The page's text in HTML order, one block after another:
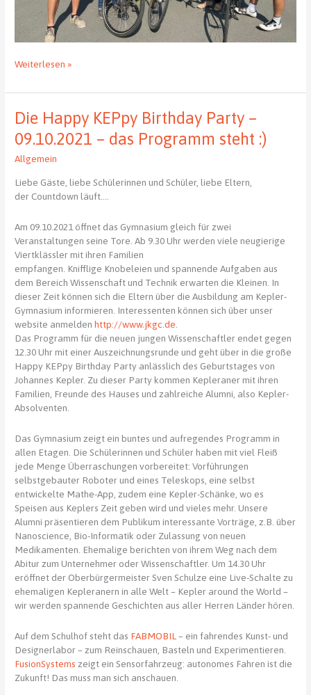
15.037
auf
Rad
Weiterlesen »
Die Happy KEPpy Birthday Party –
09.10.2021 – das Programm steht :)
Allgemein
Liebe Gäste, liebe Schülerinnen und Schüler, liebe Eltern,
der Countdown läuft….
Am 09.10.2021 öffnet das Gymnasium gleich für zwei
Veranstaltungen seine Tore. Ab 9.30 Uhr werden viele neugierige
Viertklässler mit ihren Familien
empfangen. Knifflige Knobeleien und spannende Aufgaben aus
dem Bereich Wissenschaft und Technik erwarten die Kleinen. In
dieser Zeit können sich die Eltern über die Ausbildung am Kepler-
Gymnasium informieren. Interessenten können sich über unser
website anmeldenhttp://www.jkgc.de
Das Programm für die neuen jungen Wissenschaftler endet gegen
12.30 Uhr mit einer Auszeichnungsrunde und geht über in die große
Happy KEPpy Birthday Party anlässlich des Geburtstages von
Johannes Kepler. Zu dieser Party kommen Kepleraner mit ihren
Familien, Freunde des Hauses und zahlreiche Alumni, also Kepler-
Absolventen.
Das Gymnasium zeigt ein buntes und aufregendes Programm in
allen Etagen. Die Schülerinnen und Schüler haben mit viel Fleiß
jede Menge Überraschungen vorbereitet: Vorführungen
selbstgebauter Roboter und eines Teleskops, eine selbst
entwickelte Mathe-App, zudem eine Kepler-Schänke, wo es
Speisen aus Keplers Zeit geben wird und vieles mehr. Unsere
Alumni präsentieren dem Publikum interessante Vorträge, z.B. über
Nanoscience, Bio-Informatik oder Zulassung von neuen
Medikamenten. Ehemalige berichten von ihrem Weg nach dem
Abitur zum Unternehmer oder Wissenschaftler. Um 14.30 Uhr
eröffnet der Oberbürgermeister Sven Schulze eine Live-Schalte zu
ehemaligen Kepleranern in alle Welt – Kepler around the World –
wir werden spannende Geschichten aus aller Herren Länder hören.
Auf dem Schulhof steht das FABMOBIL – ein fahrendes Kunst- und
Designerlabor – zum Reinschauen, Basteln und Experimentieren.
FusionSystems zeigt ein Sensorfahrzeug: autonomes Fahren ist die
Zukunft! Das muss man sich anschauen.